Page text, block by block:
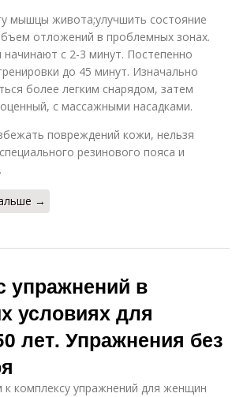
мышцы живота;улучшить состояние
отложений в проблемных зонах.
с 2-3 минут. Постепенно
до 45 минут. Изначально
более легким снарядом, затем
с массажными насадками.
повреждений кожи, нельзя
резинового пояса и
→
упражнений в
условиях для
лет. Упражнения без
к комплексу упражнений для женщин